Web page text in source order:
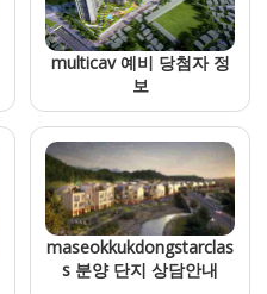
multicav 예비 당첨자 정
보
maseokkukdongstarclas
s 분양 단지 상담안내